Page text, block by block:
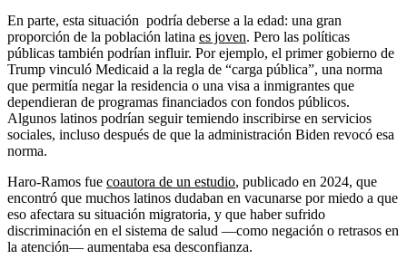
En parte, esta situación podría deberse a la edad: una gran
proporción de la población latina es joven. Pero las políticas
públicas también podrían influir. Por ejemplo, el primer gobierno de
Trump vinculó Medicaid a la regla de “carga pública”, una norma
que permitía negar la residencia o una visa a inmigrantes que
dependieran de programas financiados con fondos públicos.
Algunos latinos podrían seguir temiendo inscribirse en servicios
sociales, incluso después de que la administración Biden revocó esa
norma.
Haro-Ramos fue coautora de un estudio, publicado en 2024, que
encontró que muchos latinos dudaban en vacunarse por miedo a que
eso afectara su situación migratoria, y que haber sufrido
discriminación en el sistema de salud —como negación o retrasos en
la atención— aumentaba esa desconfianza.